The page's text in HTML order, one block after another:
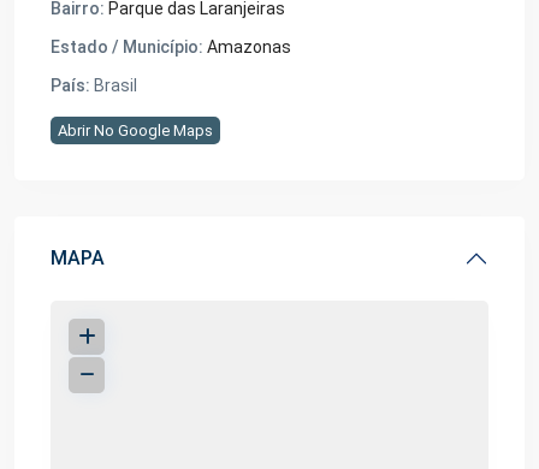
Bairro: Parque das Laranjeiras
Estado / Município: Amazonas
País: Brasil
Abrir No Google Maps
MAPA